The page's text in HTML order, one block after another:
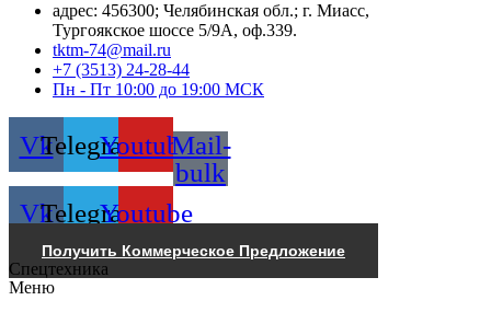
адрес: 456300; Челябинская обл.; г. Миасс,
Тургоякское шоссе 5/9А, оф.339.
tktm-74@mail.ru
+7 (3513) 24-28-44
Пн - Пт 10:00 до 19:00 МСК
VkTelegramYoutubeMail-
bulk
VkTelegramYoutube
Получить Коммерческое Предложение
Спецтехника
Меню